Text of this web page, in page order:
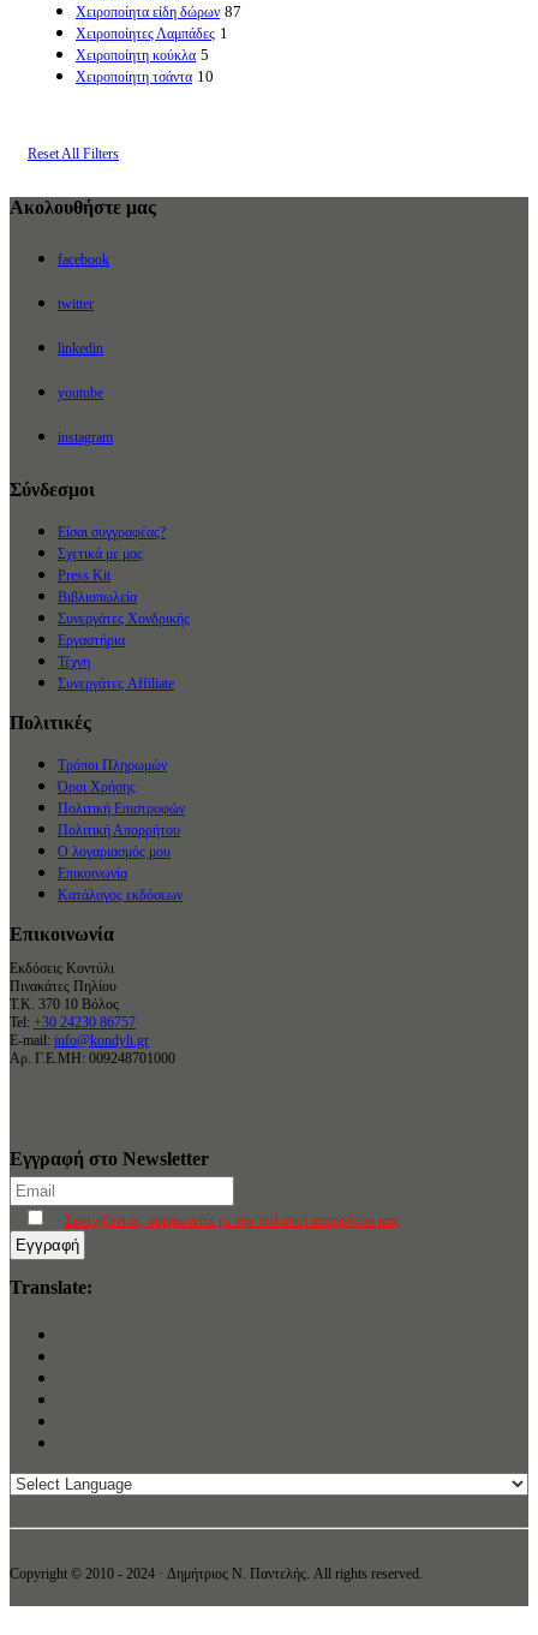
Χειροποίητα είδη δώρων 87
Χειροποίητες Λαμπάδες 1
Χειροποίητη κούκλα 5
Χειροποίητη τσάντα 10
Reset All Filters
Ακολουθήστε μας
facebook
twitter
linkedin
youtube
instagram
Σύνδεσμοι
Είσαι συγγραφέας?
Σχετικά με μας
Press Kit
Βιβλιοπωλεία
Συνεργάτες Χονδρικής
Εργαστήρια
Τέχνη
Συνεργάτες Affiliate
Πολιτικές
Τρόποι Πληρωμών
Όροι Χρήσης
Πολιτική Επιστροφών
Πολιτική Απορρήτου
Ο λογαριασμός μου
Επικοινωνία
Κατάλογος εκδόσεων
Επικοινωνία
Εκδόσεις Κοντύλι
Πινακάτες Πηλίου
Τ.Κ. 370 10 Βόλος
Tel: +30 24230 86757
E-mail: info@kondyli.gr
Αρ. Γ.Ε.ΜΗ: 009248701000
Εγγραφή στο Newsletter
Συνεχίζοντας, συμφωνείτε με την πολιτική απορρήτου μας
Translate:
Copyright © 2010 - 2024 · Δημήτριος N. Παντελής. All rights reserved.